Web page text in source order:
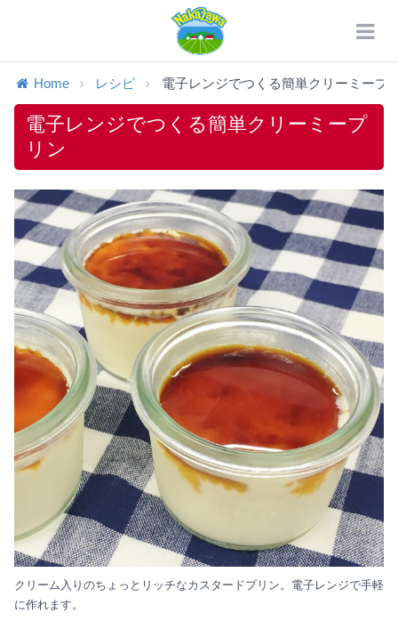
Home レシピ 電子レンジでつくる簡単クリーミープ
電子レンジでつくる簡単クリーミープ
リン
クリーム入りのちょっとリッチなカスタードプリン。電子レンジで手軽
に作れます。